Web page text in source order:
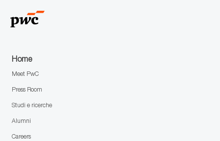
Home
Meet PwC
Press Room
Studi e ricerche
Alumni
Careers